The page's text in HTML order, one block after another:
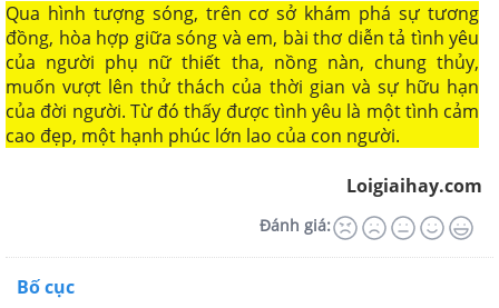
Qua hình tượng sóng, trên cơ sở khám phá sự tương
đồng, hòa hợp giữa sóng và em, bài thơ diễn tả tình yêu
của người phụ nữ thiết tha, nồng nàn, chung thủy,
muốn vượt lên thử thách của thời gian và sự hữu hạn
của đời người. Từ đó thấy được tình yêu là một tình cảm
cao đẹp, một hạnh phúc lớn lao của con người.
Loigiaihay.com
Đánh giá:
Bố cục